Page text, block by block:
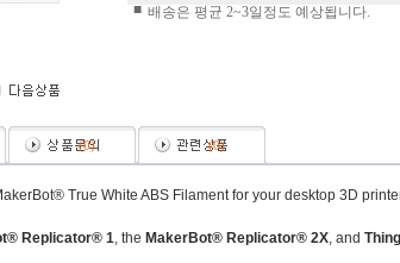
■ 배송은 평균 2~3일정도 예상됩니다.
(0) (0)
True White ABS Filament for your desktop 3D
Replicator® 1, the MakerBot® Replicator® 2X, and